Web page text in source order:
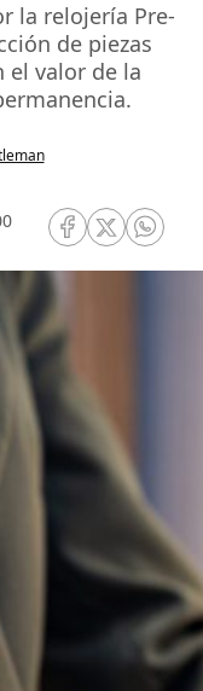
la relojería Pre-
de piezas
el valor de la
RRSS Facebook
RRSSRRSS